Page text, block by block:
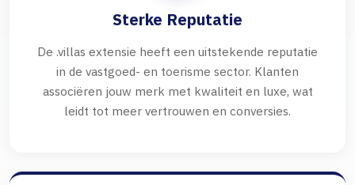
Sterke Reputatie
De .villas extensie heeft een uitstekende reputatie
in de vastgoed- en toerisme sector. Klanten
associëren jouw merk met kwaliteit en luxe, wat
leidt tot meer vertrouwen en conversies.